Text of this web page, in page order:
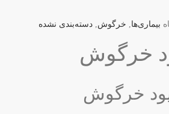
بیماری‌ها خرگوش دسته‌بندی نشده
خرگوش
خرگوش